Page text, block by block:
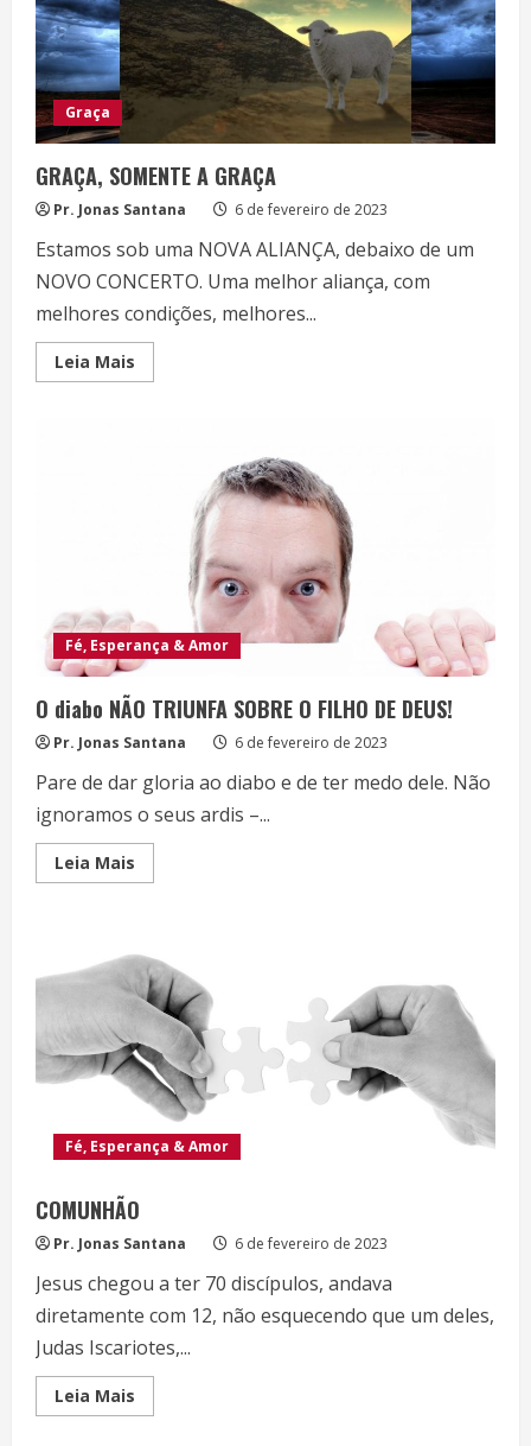
Graça
GRAÇA, SOMENTE A GRAÇA
Pr. Jonas Santana 6 de fevereiro de 2023
Estamos sob uma NOVA ALIANÇA, debaixo de um
NOVO CONCERTO. Uma melhor aliança, com
melhores condições, melhores...
Leia Mais
more
Fé, Esperança & Amor
O diabo NÃO TRIUNFA SOBRE O FILHO DE DEUS!
Pr. Jonas Santana 6 de fevereiro de 2023
Pare de dar gloria ao diabo e de ter medo dele. Não
ignoramos o seus ardis –...
Leia Mais
more
TRIUNFA
SOBRE
O
FILHO
DE
DEUS!
Fé, Esperança & Amor
COMUNHÃO
Pr. Jonas Santana 6 de fevereiro de 2023
Jesus chegou a ter 70 discípulos, andava
diretamente com 12, não esquecendo que um deles,
Judas Iscariotes,...
Leia Mais
more